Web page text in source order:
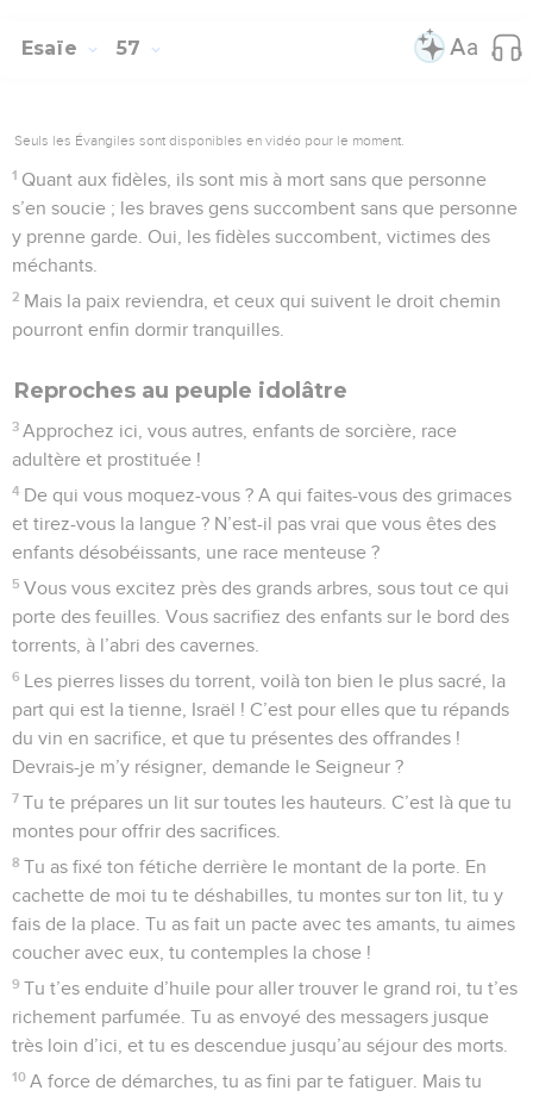
Esaïe 57
Seuls les Évangiles sont disponibles en vidéo pour le moment.
1 Quant aux fidèles, ils sont mis à mort sans que personne
s’en soucie ; les braves gens succombent sans que personne
y prenne garde. Oui, les fidèles succombent, victimes des
méchants.
2 Mais la paix reviendra, et ceux qui suivent le droit chemin
pourront enfin dormir tranquilles.
Reproches au peuple idolâtre
3 Approchez ici, vous autres, enfants de sorcière, race
adultère et prostituée !
4 De qui vous moquez-vous ? A qui faites-vous des grimaces
et tirez-vous la langue ? N’est-il pas vrai que vous êtes des
enfants désobéissants, une race menteuse ?
5 Vous vous excitez près des grands arbres, sous tout ce qui
porte des feuilles. Vous sacrifiez des enfants sur le bord des
torrents, à l’abri des cavernes.
6 Les pierres lisses du torrent, voilà ton bien le plus sacré, la
part qui est la tienne, Israël ! C’est pour elles que tu répands
du vin en sacrifice, et que tu présentes des offrandes !
Devrais-je m’y résigner, demande le Seigneur ?
7 Tu te prépares un lit sur toutes les hauteurs. C’est là que tu
montes pour offrir des sacrifices.
8 Tu as fixé ton fétiche derrière le montant de la porte. En
cachette de moi tu te déshabilles, tu montes sur ton lit, tu y
fais de la place. Tu as fait un pacte avec tes amants, tu aimes
coucher avec eux, tu contemples la chose !
9 Tu t’es enduite d’huile pour aller trouver le grand roi, tu t’es
richement parfumée. Tu as envoyé des messagers jusque
très loin d’ici, et tu es descendue jusqu’au séjour des morts.
10 A force de démarches, tu as fini par te fatiguer. Mais tu